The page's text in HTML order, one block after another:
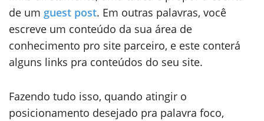
de um guest post. Em outras palavras, você
escreve um conteúdo da sua área de
conhecimento pro site parceiro, e este conterá
alguns links pra conteúdos do seu site.
Fazendo tudo isso, quando atingir o
posicionamento desejado pra palavra foco,